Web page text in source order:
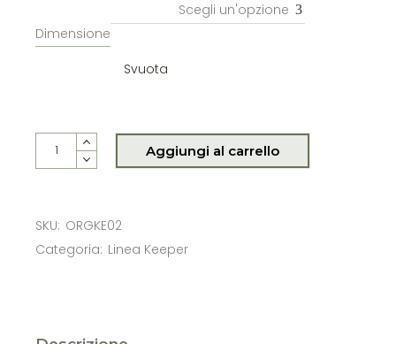
da
€24.00
Dimensione
Scegli un'opzione
Svuota
AFTER COLOR CONDITIONER quantity
Aggiungi al carrello
SKU: ORGKE02
Categoria: Linea Keeper